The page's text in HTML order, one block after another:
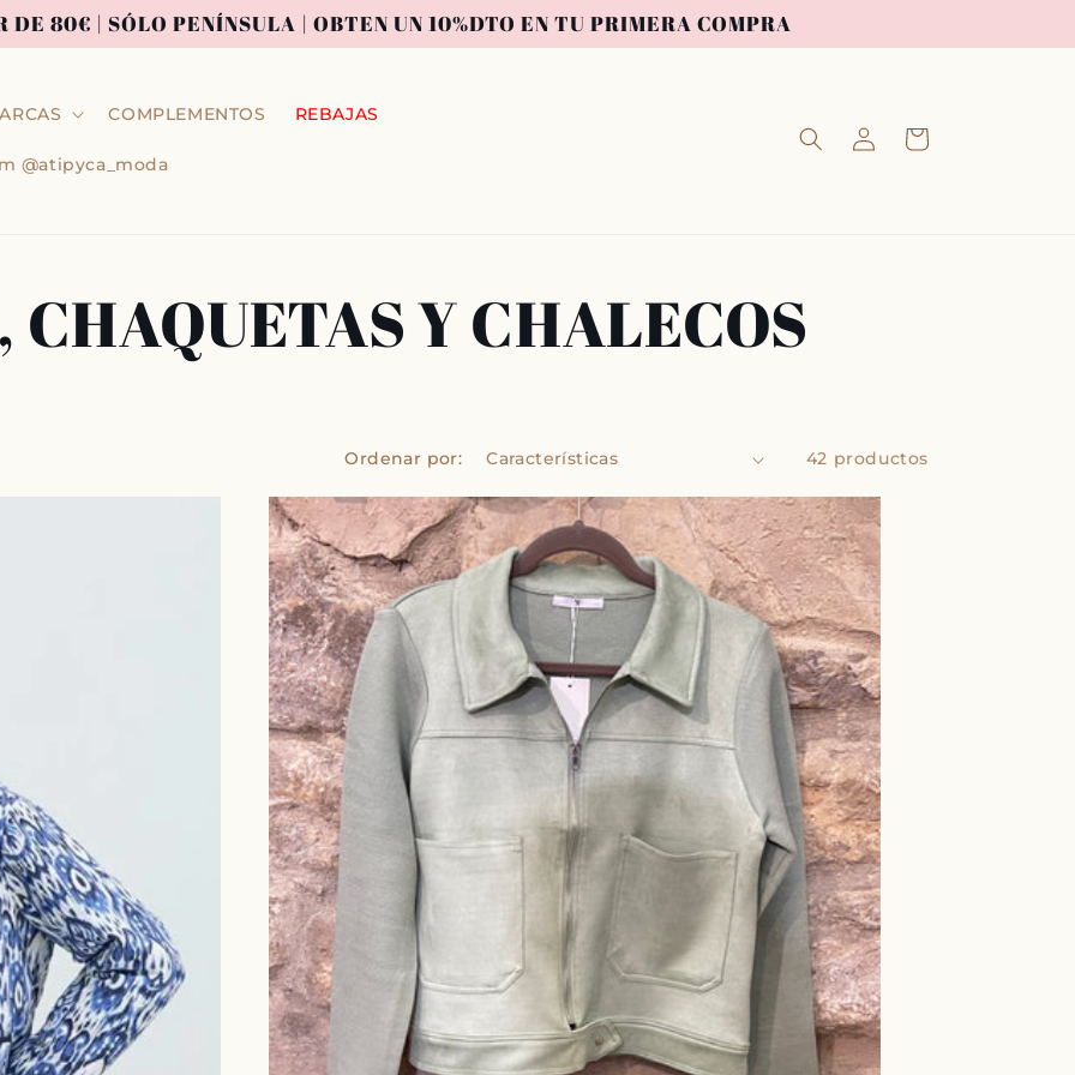
DE 80€ | SÓLO PENÍNSULA | OBTEN UN 10%DTO EN TU PRIMERA COMPRA
COMPLEMENTOS REBAJAS
@atipyca_moda
sesión
Carrito
Y CHALECOS
Ordenar por: 42 productos